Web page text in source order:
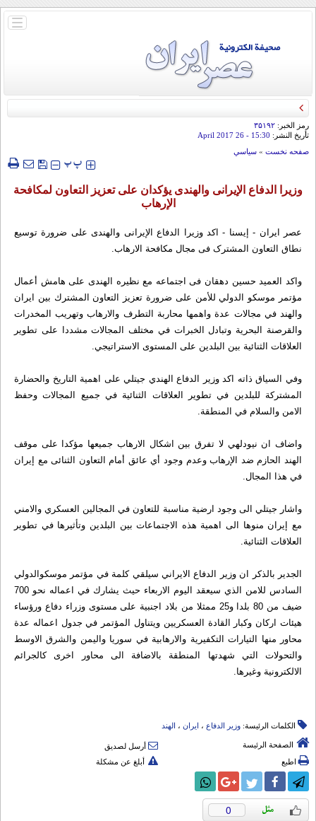
باز
رمز الخبر: ۳۵۱۹۲
تأريخ النشر: 15:30
- 26 April 2017
صفحه نخست » سياسي
‍‍‍ پپ
وزیرا الدفاع الإیرانی والهندی یؤکدان علی تعزیز التعاون لمکافحة
الإرهاب
عصر ايران - إيسنا - اکد وزیرا الدفاع الإیرانی والهندی علی ضرورة توسیع
نطاق التعاون المشترک فی مجال مکافحة الارهاب.
واكد العمید حسین دهقان فی اجتماعه مع نظیره الهندی علی هامش أعمال
مؤتمر موسکو الدولي للأمن على ضرورة تعزیز التعاون المشترك بين ايران
والهند في مجالات عدة واهمها محاربة التطرف والارهاب وتهریب المخدرات
والقرصنة البحرية وتبادل الخبرات في مختلف المجالات مشددا على تطوير
العلاقات الثنائية بين البلدين على المستوى الاستراتيجي.
وفي السياق ذاته اكد وزير الدفاع الهندي جيتلي على اهمية التاريخ والحضارة
المشتركة للبلدين في تطوير العلاقات الثنائية في جميع المجالات وحفظ
الامن والسلام في المنطقة.
واضاف ان نيودلهي لا تفرق بين اشكال الارهاب جميعها مؤكدا على موقف
الهند الحازم ضد الإرهاب وعدم وجود أي عائق أمام التعاون الثنائی مع إیران
في هذا المجال.
واشار جيتلي الى وجود ارضية مناسبة للتعاون في المجالين العسكري والامني
مع إیران منوها الی اهمية هذه الاجتماعات بين البلدين وتأثيرها في تطوير
العلاقات الثنائية.
الجدير بالذكر ان وزير الدفاع الايراني سيلقي كلمة في مؤتمر موسكوالدولي
السادس للامن الذي سيعقد اليوم الاربعاء حيث يشارك في اعماله نحو 700
ضيف من 80 بلدا و25 ممثلا من بلاد اجنبية على مستوى وزراء دفاع ورؤساء
هيئات اركان وكبار القادة العسكريين ويتناول المؤتمر في جدول اعماله عدة
محاور منها التيارات التكفيرية والارهابية في سوريا واليمن والشرق الاوسط
والتحولات التي شهدتها المنطقة بالاضافة الى محاور اخرى كالجرائم
الالكترونية وغيرها.
الكلمات الرئيسة: وزیر الدفاع ، ایران ، الهند
الصفحة الرئيسة
أرسل لصديق
اطبع
أبلغ عن مشكلة
0